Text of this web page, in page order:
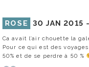
ROSE 30 JAN 2015
Ca avait l’air chouette la
Pour ce qui est des
50% et de se perdre à 50 %